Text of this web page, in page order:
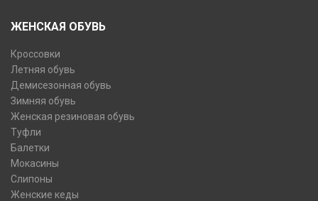
ЖЕНСКАЯ ОБУВЬ
Кроссовки
Летняя обувь
Демисезонная обувь
Зимняя обувь
Женская резиновая обувь
Туфли
Балетки
Мокасины
Слипоны
Женские кеды